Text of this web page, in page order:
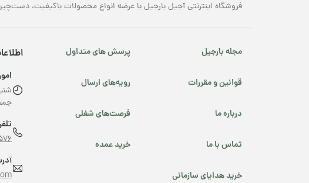
فروشگاه اینترنتی آجیل بارجیل با عرضه انواع محصولات باکیفیت،
مجله بارجیل پرسش های متداول
قوانین و مقررات رویه‌های ارسال
درباره ما فرصت‌های شغلی
تماس با ما خرید عمده
خرید هدایای سازمانی